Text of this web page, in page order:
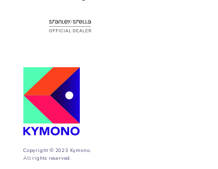
Copyright © 2023 Kymono.
All rights reserved.